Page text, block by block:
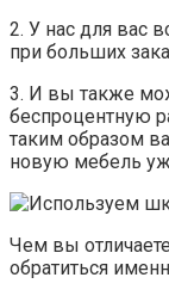
2. У нас для вас
при больших
3. И вы также
беспроцентную
таким образом
новую мебель
Чем вы
обратиться